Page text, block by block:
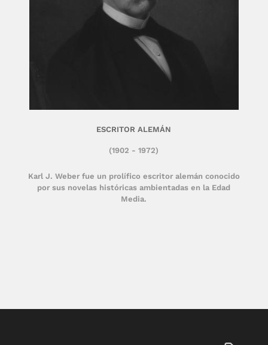
Karl J. Weber fue un prolífico escritor alemán conocido
por sus novelas históricas ambientadas en la Edad
Media.
(1902 - 1972)
ESCRITOR ALEMÁN